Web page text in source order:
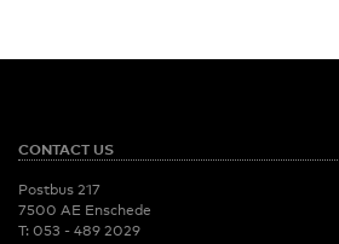
CONTACT US
Postbus 217
7500 AE Enschede
T: 053 - 489 2029